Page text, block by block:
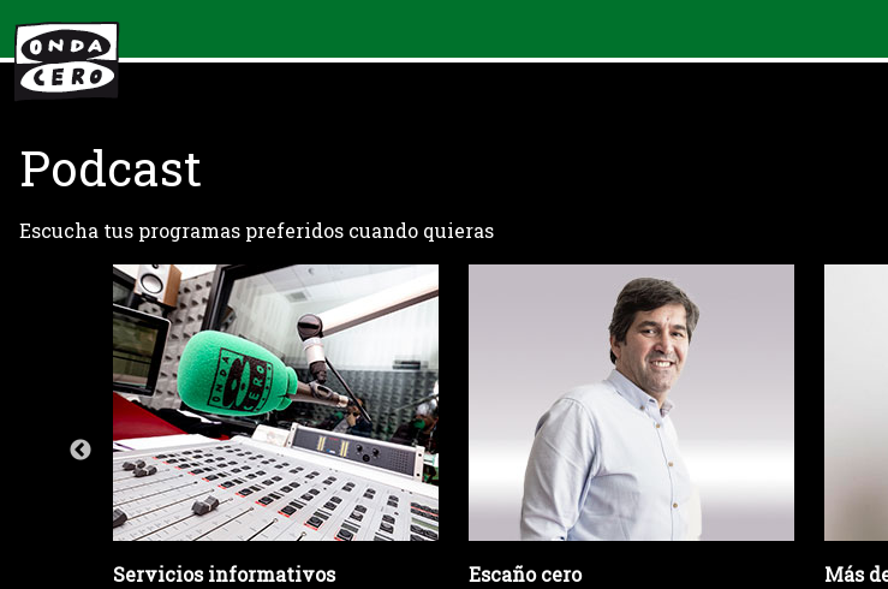
Podcast
Escucha tus programas preferidos cuando quieras
Servicios informativos Escaño cero Más